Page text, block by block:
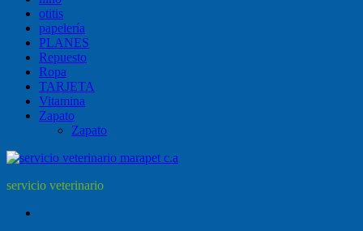
otitis
papelería
PLANES
Repuesto
Ropa
TARJETA
Vitamina
Zapato
Zapato
servicio veterinario